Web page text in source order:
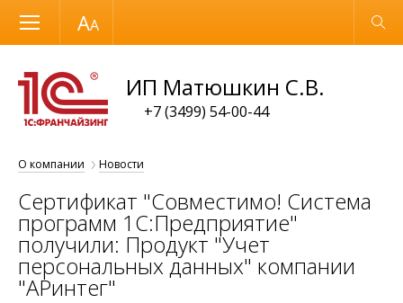
Размер шрифта Обычная версия
ИП Матюшкин С.В.
+7 (3499) 54-00-44
О компании Новости
Сертификат "Совместимо! Система
программ 1С:Предприятие"
получили: Продукт "Учет
персональных данных" компании
"АРинтег"